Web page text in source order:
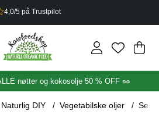
bonus på alt du handler
.
nøtter og kokosolje 50 % OFF 🥜
Naturlig DIY Vegetabilske oljer